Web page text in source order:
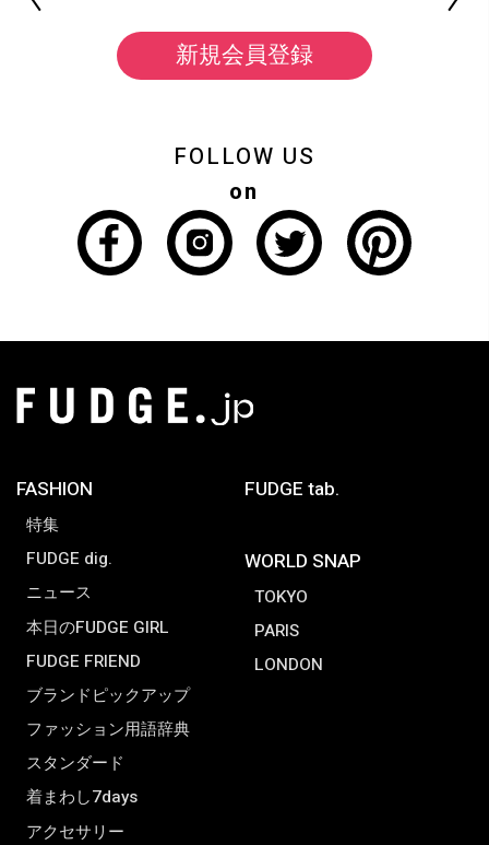
新規会員登録
FOLLOW US
on
FASHION
特集
FUDGE dig.
ニュース
本日のFUDGE GIRL
FUDGE FRIEND
ブランドピックアップ
ファッション用語辞典
スタンダード
着まわし7days
アクセサリー
FUDGE tab.
WORLD SNAP
TOKYO
PARIS
LONDON